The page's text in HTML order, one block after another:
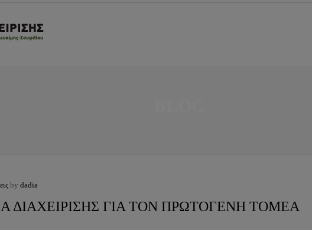
by dadia
ΔΙΑΧΕΙΡΙΣΗΣ ΓΙΑ ΤΟΝ ΠΡΩΤΟΓΕΝΗ ΤΟΜΕΑ